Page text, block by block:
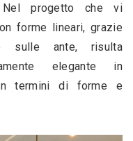
progetto che vi
forme lineari, grazie
sulle ante, risulta
elegante in
termini di forme e